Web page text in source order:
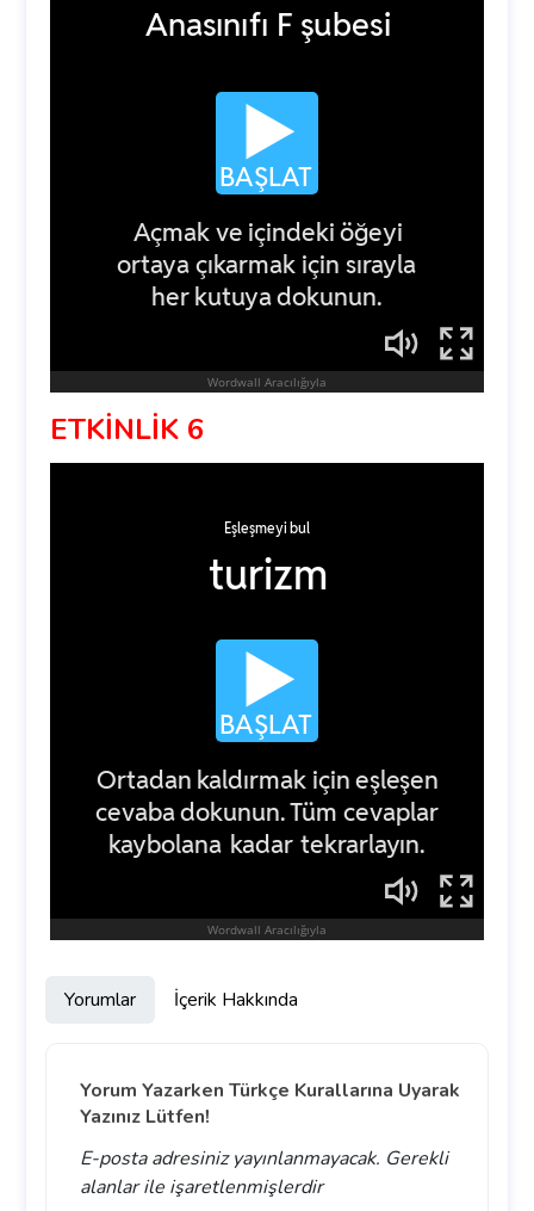
ETKİNLİK 6
Yorumlar İçerik Hakkında
Yorum Yazarken Türkçe Kurallarına Uyarak
Yazınız Lütfen!
E-posta adresiniz yayınlanmayacak. Gerekli
alanlarile işaretlenmişlerdir